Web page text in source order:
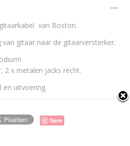
van Boston.
gitaar naar de gitaarversterker.
2 x metalen jacks recht.
en uitvoering.
Save